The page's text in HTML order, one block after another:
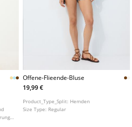
Offene-Flieende-Bluse
19,99 €
Product_Type_Split: Hemden
Size Type: Regular